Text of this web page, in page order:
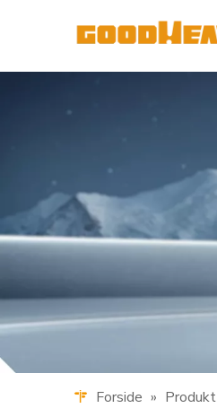
Forside » Produkt